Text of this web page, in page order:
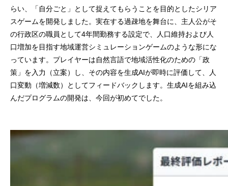
らい、「自分ごと」として捉えてもらうことを目的としたシリア
スゲームを開発しました。実在する過疎地を舞台に、主人公がそ
の行政区の職員として4年間勤務する設定で、人口維持および人
口増加を目指す地域運営シミュレーションゲームのような形にな
っています。プレイヤーは自然言語で地域活性化のための「政
策」を入力（立案）し、その内容を生成AIが即時に評価して、人
口変動（増減数）としてフィードバックします。生成AIを組み込
んだプログラムの開発は、今回が初めてでした。